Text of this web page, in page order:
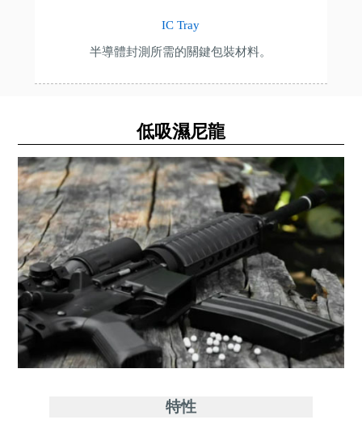
IC Tray
半導體封測所需的關鍵包裝材料。
低吸濕尼龍
特性